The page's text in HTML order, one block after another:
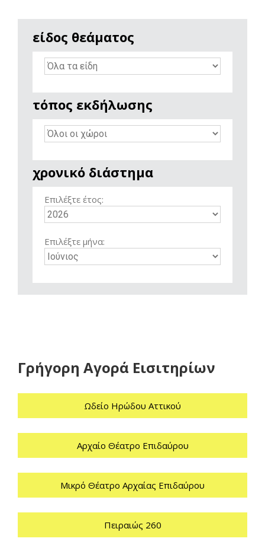
είδος θεάματος
τόπος εκδήλωσης
χρονικό διάστημα
Επιλέξτε έτος:
Επιλέξτε μήνα:
Γρήγορη Αγορά Εισιτηρίων
Ωδείο Ηρώδου Αττικού
Αρχαίο Θέατρο Επιδαύρου
Μικρό Θέατρο Αρχαίας Επιδαύρου
Πειραιώς 260